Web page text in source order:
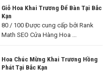
Giỏ Hoa Khai Trương Để Bàn Tại Bắc
Kạn
80 / 100 Được cung cấp bởi Rank
Math SEO Cửa Hàng Hoa ...
Hoa Chúc Mừng Khai Trương Hồng
Phát Tại Bắc Kạn